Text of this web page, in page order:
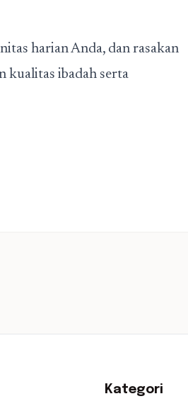
harian Anda, dan rasakan
kualitas ibadah serta
Kategori